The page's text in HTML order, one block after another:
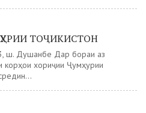
ТОҶИКИСТОН
ш. Душанбе Дар бораи аз
корҳои хориҷии Ҷумҳурии